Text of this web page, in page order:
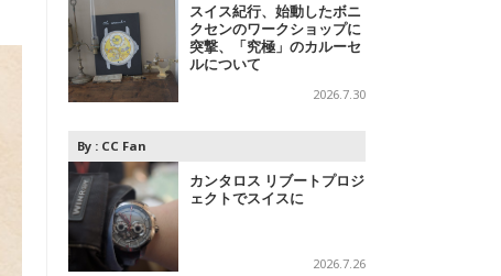
スイス紀行、始動したボニ
クセンのワークショップに
突撃、「究極」のカルーセ
ルについて
2026.7.30
By : CC Fan
カンタロス リブートプロジ
ェクトでスイスに
2026.7.26